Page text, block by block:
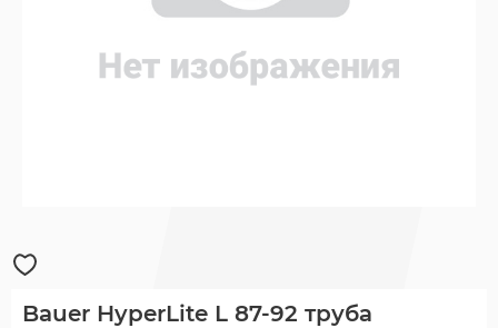
Bauer HyperLite L 87-92 труба